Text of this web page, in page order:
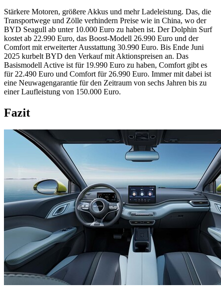
Stärkere Motoren, größere Akkus und mehr Ladeleistung. Das, die
Transportwege und Zölle verhindern Preise wie in China, wo der
BYD Seagull ab unter 10.000 Euro zu haben ist. Der Dolphin Surf
kostet ab 22.990 Euro, das Boost-Modell 26.990 Euro und der
Comfort mit erweiterter Ausstattung 30.990 Euro. Bis Ende Juni
2025 kurbelt BYD den Verkauf mit Aktionspreisen an. Das
Basismodell Active ist für 19.990 Euro zu haben, Comfort gibt es
für 22.490 Euro und Comfort für 26.990 Euro. Immer mit dabei ist
eine Neuwagengarantie für den Zeitraum von sechs Jahren bis zu
einer Laufleistung von 150.000 Euro.
Fazit